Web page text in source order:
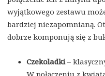
wyjątkowego zestawu
bardziej niezapomnianą.
dobrze komponują się z
Czekoladki–